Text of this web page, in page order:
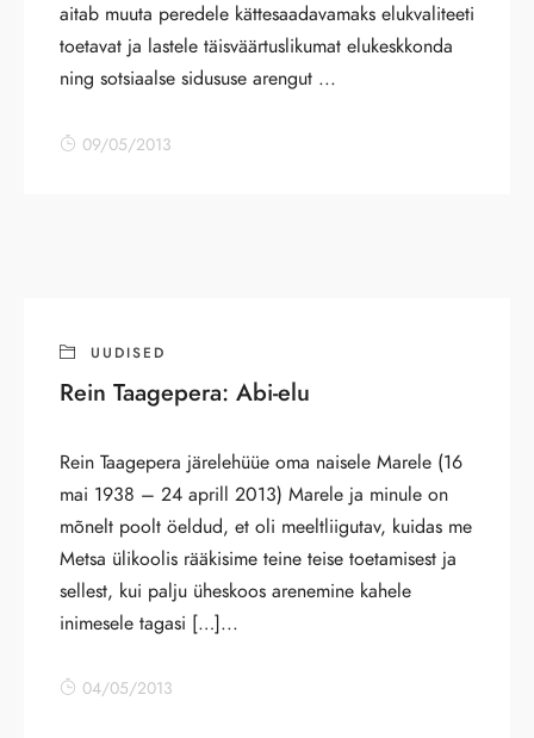
aitab muuta peredele kättesaadavamaks elukvaliteeti
toetavat ja lastele täisväärtuslikumat elukeskkonda
ning sotsiaalse sidususe arengut ...
09/05/2013
UUDISED
Rein Taagepera: Abi-elu
Rein Taagepera järelehüüe oma naisele Marele (16
mai 1938 – 24 aprill 2013) Marele ja minule on
mõnelt poolt öeldud, et oli meeltliigutav, kuidas me
Metsa ülikoolis rääkisime teine teise toetamisest ja
sellest, kui palju üheskoos arenemine kahele
inimesele tagasi […]...
04/05/2013